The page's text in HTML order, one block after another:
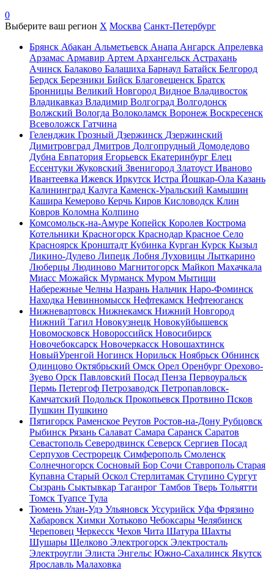
0
Выберите ваш регион X Москва Санкт-Петербург
Брянск Абакан Альметьевск Анапа Ангарск Апрелевка
Арзамас Армавир Артем Архангельск Астрахань
Ачинск Балаково Балашиха Барнаул Батайск Белгород
Бердск Березники Бийск Благовещенск Братск
Бронницы Великий Новгород Видное Владивосток
Владикавказ Владимир Волгоград Волгодонск
Волжский Вологда Волоколамск Воронеж Воскресенск
Всеволожск Гатчина
Геленджик Грозный Дзержинск Дзержинский
Димитровград Дмитров Долгопрудный Домодедово
Дубна Евпатория Егорьевск Екатеринбург Елец
Ессентуки Жуковский Звенигород Златоуст Иваново
Ивантеевка Ижевск Иркутск Истра Йошкар-Ола Казань
Калининград Калуга Каменск-Уральский Камышин
Кашира Кемерово Керчь Киров Кисловодск Клин
Ковров Коломна Колпино
Комсомольск-на-Амуре Копейск Королев Кострома
Котельники Красногорск Краснодар Красное Село
Красноярск Кронштадт Кубинка Курган Курск Кызыл
Ликино-Дулево Липецк Лобня Луховицы Лыткарино
Люберцы Людиново Магнитогорск Майкоп Махачкала
Миасс Можайск Мурманск Муром Мытищи
Набережные Челны Назрань Нальчик Наро-Фоминск
Находка Невинномысск Нефтекамск Нефтеюганск
Нижневартовск Нижнекамск Нижний Новгород
Нижний Тагил Новокузнецк Новокуйбышевск
Новомосковск Новороссийск Новосибирск
Новочебоксарск Новочеркасск Новошахтинск
НовыйУренгой Ногинск Норильск Ноябрьск Обнинск
Одинцово Октябрьский Омск Орел Оренбург Орехово-
Зуево Орск Павловский Посад Пенза Первоуральск
Пермь Петергоф Петрозаводск Петропавловск-
Камчатский Подольск Прокопьевск Протвино Псков
Пушкин Пушкино
Пятигорск Раменское Реутов Ростов-на-Дону Рубцовск
Рыбинск Рязань Салават Самара Саранск Саратов
Севастополь Северодвинск Северск Сергиев Посад
Серпухов Сестрорецк Симферополь Смоленск
Солнечногорск Сосновый Бор Сочи Ставрополь Старая
Купавна Старый Оскол Стерлитамак Ступино Сургут
Сызрань Сыктывкар Таганрог Тамбов Тверь Тольятти
Томск Туапсе Тула
Тюмень Улан-Удэ Ульяновск Уссурийск Уфа Фрязино
Хабаровск Химки Хотьково Чебоксары Челябинск
Череповец Черкесск Чехов Чита Шатура Шахты
Шушары Щелково Электрогорск Электросталь
Электроугли Элиста Энгельс Южно-Сахалинск Якутск
Ярославль Малаховка